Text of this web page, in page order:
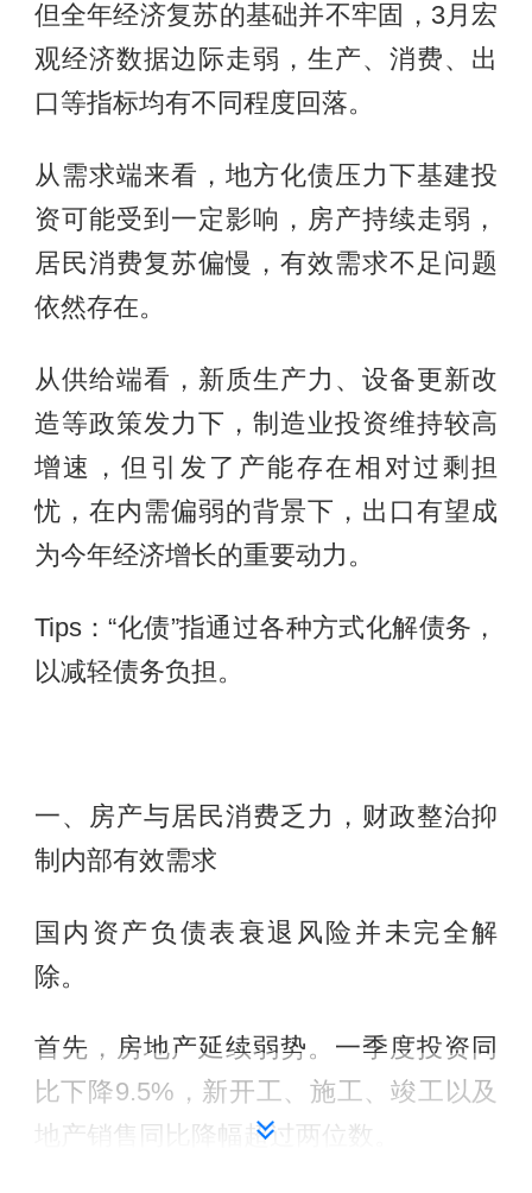
但全年经济复苏的基础并不牢固，3月宏
观经济数据边际走弱，生产、消费、出
口等指标均有不同程度回落。
从需求端来看，地方化债压力下基建投
资可能受到一定影响，房产持续走弱，
居民消费复苏偏慢，有效需求不足问题
依然存在。
从供给端看，新质生产力、设备更新改
造等政策发力下，制造业投资维持较高
增速，但引发了产能存在相对过剩担
忧，在内需偏弱的背景下，出口有望成
为今年经济增长的重要动力。
Tips：“化债”指通过各种方式化解债务，
以减轻债务负担。
一、房产与居民消费乏力，财政整治抑
制内部有效需求
国内资产负债表衰退风险并未完全解
除。
首先，房地产延续弱势。一季度投资同
比下降9.5%，新开工、施工、竣工以及
地产销售同比降幅超过两位数。